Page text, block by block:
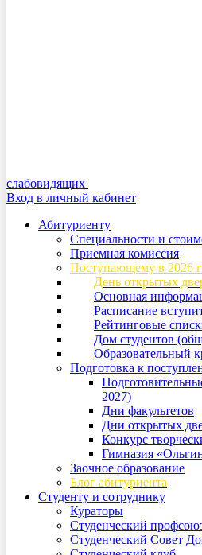
слабовидящих
Вход в личный кабинет
Абитуриенту
Специальности и
Приемная комиссия
Поступающему в 2026
День открытых
Основная
Расписание
Рейтинговые
Дом студентов
Образовательный
Подготовка к
2027)
Дни факультетов
Дни открытых
Конкурс
Гимназия
Заочное образование
Блог абитуриента
Студенту и сотруднику
Кураторы
Студенческий
Студенческий Совет